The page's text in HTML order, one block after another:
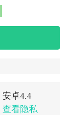
安卓4.4
查看隐私